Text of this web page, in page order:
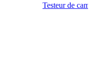
Testeur de